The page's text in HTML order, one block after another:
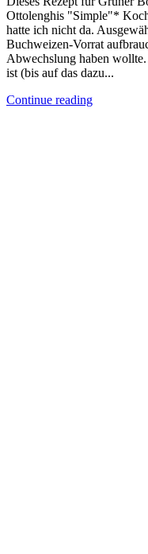
Ottolenghis "Simple"*
hatte ich nicht da.
Buchweizen-Vorrat
Abwechslung haben
ist (bis auf das dazu...
Continue reading